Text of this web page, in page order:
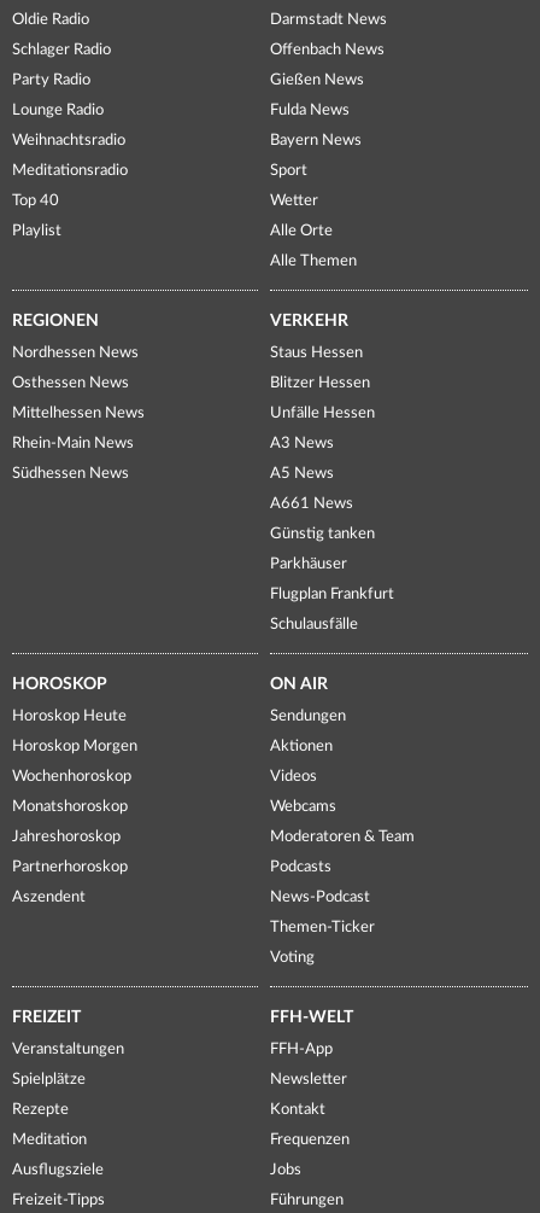
Oldie Radio
Schlager Radio
Party Radio
Lounge Radio
Weihnachtsradio
Meditationsradio
Top 40
Playlist
Darmstadt News
Offenbach News
Gießen News
Fulda News
Bayern News
Sport
Wetter
Alle Orte
Alle Themen
REGIONEN
Nordhessen News
Osthessen News
Mittelhessen News
Rhein-Main News
Südhessen News
VERKEHR
Staus Hessen
Blitzer Hessen
Unfälle Hessen
A3 News
A5 News
A661 News
Günstig tanken
Parkhäuser
Flugplan Frankfurt
Schulausfälle
HOROSKOP
Horoskop Heute
Horoskop Morgen
Wochenhoroskop
Monatshoroskop
Jahreshoroskop
Partnerhoroskop
Aszendent
ON AIR
Sendungen
Aktionen
Videos
Webcams
Moderatoren & Team
Podcasts
News-Podcast
Themen-Ticker
Voting
FREIZEIT
Veranstaltungen
Spielplätze
Rezepte
Meditation
Ausflugsziele
Freizeit-Tipps
FFH-WELT
FFH-App
Newsletter
Kontakt
Frequenzen
Jobs
Führungen